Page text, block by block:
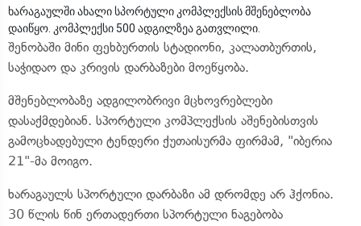
ხარაგაულში ახალი სპორტული კომპლექსის მშენებლობა
დაიწყო. კომპლექსი 500 ადგილზეა გათვლილი.
შენობაში მინი ფეხბურთის სტადიონი, კალათბურთის,
საჭიდაო და კრივის დარბაზები მოეწყობა.
მშენებლობაზე ადგილობრივი მცხოვრებლები
დასაქმდებიან. სპორტული კომპლექსის აშენებისთვის
გამოცხადებული ტენდერი ქუთაისურმა ფირმამ, "იბერია
21"-მა მოიგო.
ხარაგაულს სპორტული დარბაზი ამ დრომდე არ ჰქონია.
30 წლის წინ ერთადერთი სპორტული ნაგებობა